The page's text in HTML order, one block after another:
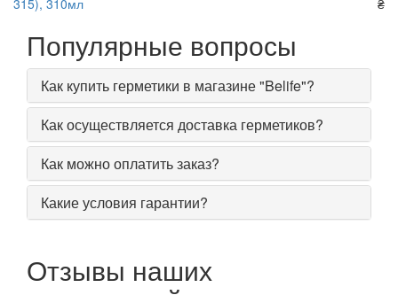
315), 310мл
₴
Популярные вопросы
Как купить герметики в магазине "Belife"?
Как осуществляется доставка герметиков?
Как можно оплатить заказ?
Какие условия гарантии?
Отзывы наших